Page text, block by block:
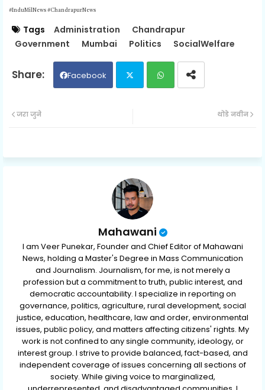
#InduMilNews #ChandrapurNews
Tags Administration
Chandrapur
Government
Mumbai Politics SocialWelfare
Facebook
ap
थोडे नवीन
जरा जुने
Mahawani
I am Veer Punekar, Founder and Chief Editor of Mahawani
News, holding a Master's Degree in Mass Communication
and Journalism. Journalism, for me, is not merely a
profession but a commitment to truth, public interest, and
democratic accountability. I specialize in reporting on
governance, politics, agriculture, rural development, social
justice, education, healthcare, law and order, environmental
issues, public policy, and matters affecting citizens' rights. My
work is not confined to any single community, ideology, or
interest group. I strive to provide balanced, fact-based, and
independent coverage of issues concerning all sections of
society. While giving voice to marginalized,